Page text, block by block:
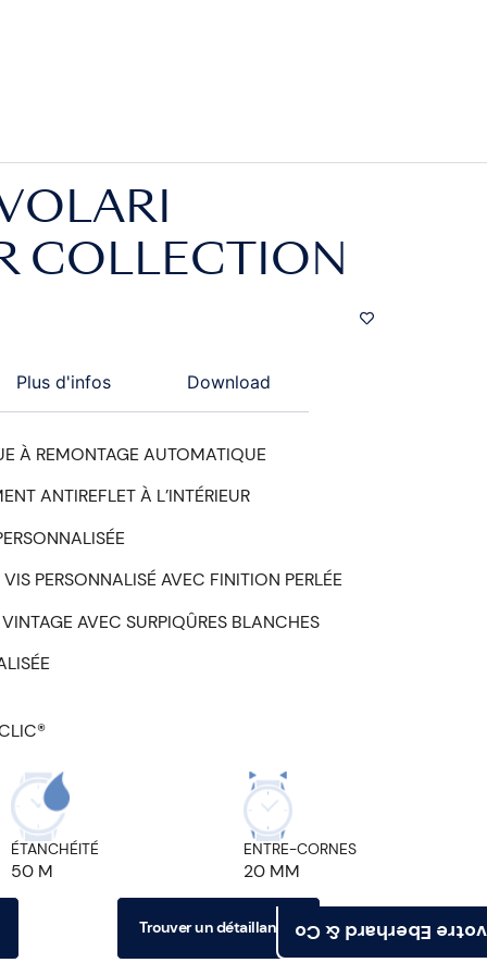
Trouvez votre
COLLECTION
Plus d'infos Download
À REMONTAGE AUTOMATIQUE
ANTIREFLET À L’INTÉRIEUR
PERSONNALISÉ AVEC FINITION PERLÉE
AVEC SURPIQÛRES BLANCHES
ÉTANCHÉITÉ
50 M
ENTRE-CORNES
20 MM
Trouver un détaillant